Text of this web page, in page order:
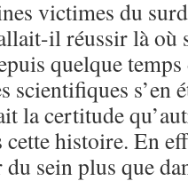
victimes du
il réussir là où
quelque
scientifiques s’en
la certitude
histoire. En
du sein plus que